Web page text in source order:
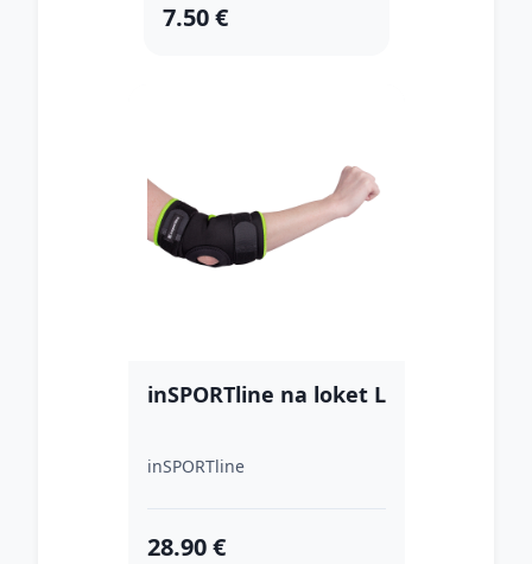
7.50 €
inSPORTline na loket L
inSPORTline
28.90 €